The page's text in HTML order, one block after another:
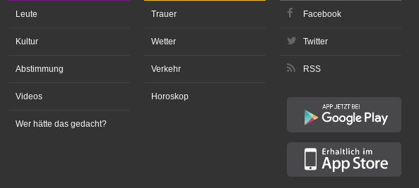
Leute
Kultur
Abstimmung
Videos
Wer hätte das gedacht?
Trauer
Wetter
Verkehr
Horoskop
Facebook
Twitter
RSS